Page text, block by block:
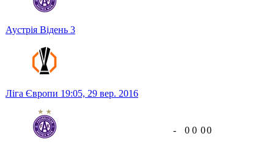
Аустрія Відень 3
Ліга Європи 19:05, 29 вер. 2016
- 0 0 00